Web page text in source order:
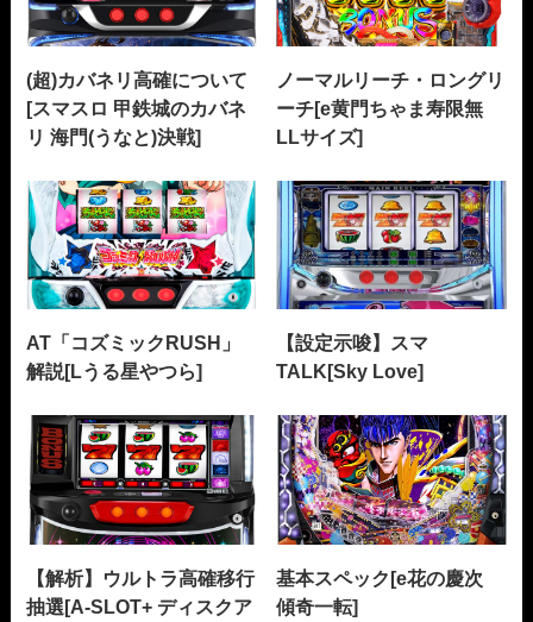
(超)カバネリ高確について
[スマスロ 甲鉄城のカバネ
リ 海門(うなと)決戦]
ノーマルリーチ・ロングリ
ーチ[e黄門ちゃま寿限無
LLサイズ]
AT「コズミックRUSH」
解説[Lうる星やつら]
【設定示唆】スマ
TALK[Sky Love]
【解析】ウルトラ高確移行
抽選[A-SLOT+ ディスクア
基本スペック[e花の慶次
傾奇一転]